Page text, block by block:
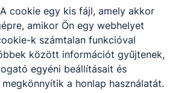
élménypedagógiai projektjében.
cookie egy kis fájl, amely akkor
amikor Ön egy webhelyet
k számtalan funkcióval
között információt gyűjtenek,
egyéni beállításait és
a honlap használatát.